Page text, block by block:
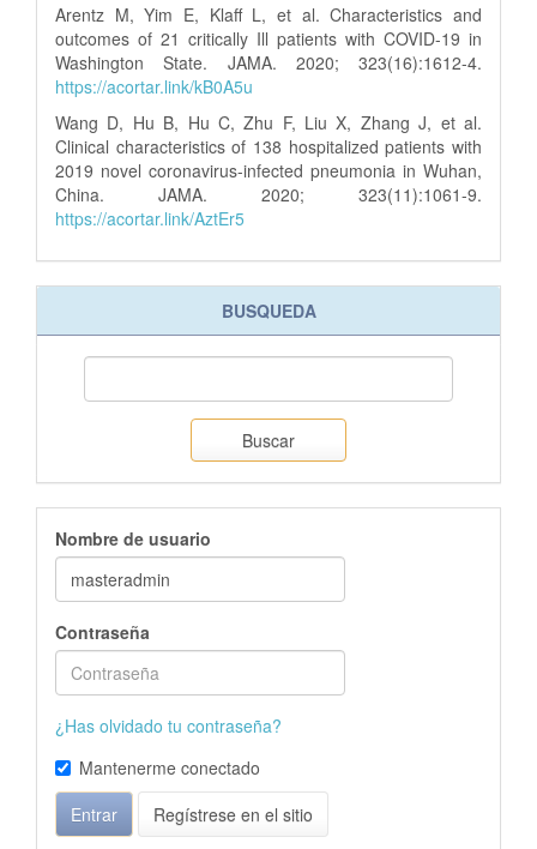
Arentz M, Yim E, Klaff L, et al. Characteristics and
outcomes of 21 critically Ill patients with COVID-19 in
Washington State. JAMA. 2020; 323(16):1612-4.
https://acortar.link/kB0A5u
Wang D, Hu B, Hu C, Zhu F, Liu X, Zhang J, et al.
Clinical characteristics of 138 hospitalized patients with
2019 novel coronavirus-infected pneumonia in Wuhan,
China. JAMA. 2020; 323(11):1061-9.
https://acortar.link/AztEr5
BUSQUEDA
Buscar
Nombre de usuario
Contraseña
¿Has olvidado tu contraseña?
Mantenerme conectado
Entrar
Regístrese en el sitio